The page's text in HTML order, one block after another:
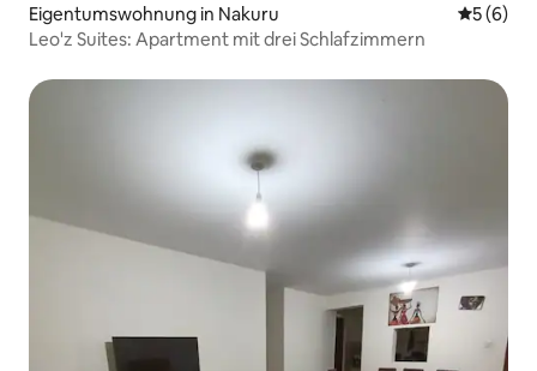
Eigentumswohnung in Nakuru
5 (6)
Leo'z Suites: Apartment mit drei Schlafzimmern